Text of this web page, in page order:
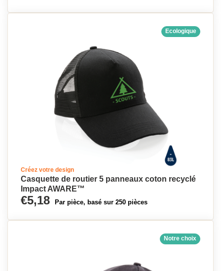
Ecologique
Créez votre design
Casquette de routier 5 panneaux coton recyclé
Impact AWARE™
€5,18 Par pièce, basé sur 250 pièces
Notre choix